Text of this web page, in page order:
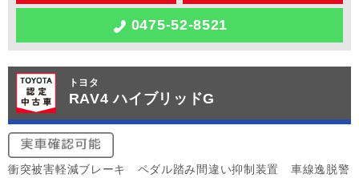
0475-52-8521
トヨタ
RAV4 ハイブリッドG
衝突被害軽減ブレーキ ペダル踏み間違い抑制装置 車線逸脱警